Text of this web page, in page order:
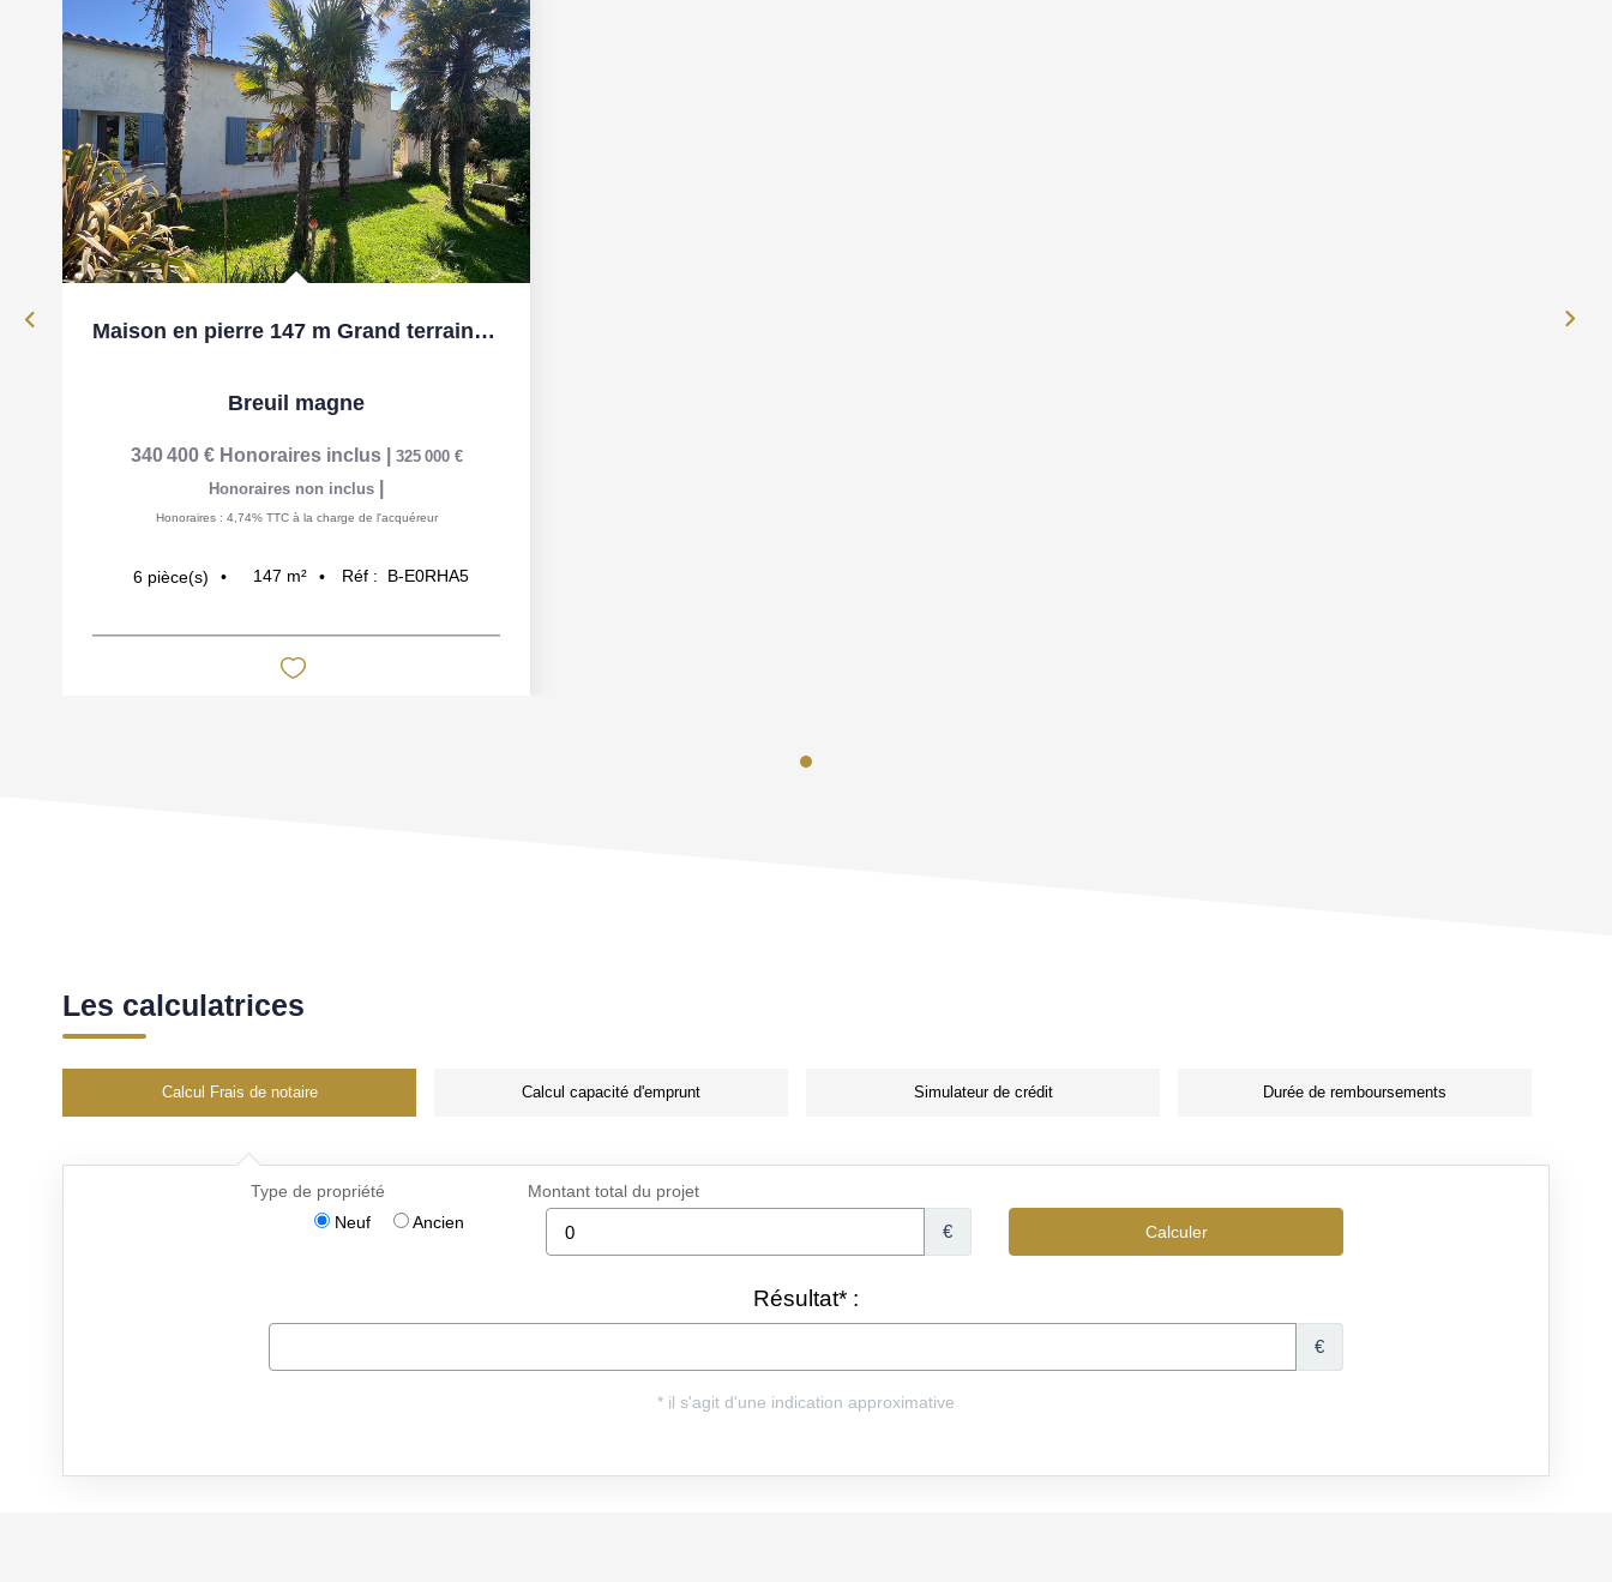
Maison en pierre 147 m Grand terrain 4 535 m à 5 min de...
Breuil magne
340 400 € Honoraires inclus
325 000 €
Honoraires non inclus
Honoraires : 4,74% TTC à la charge de l'acquéreur
6 pièce(s) 147 m² Réf : B-E0RHA5
Les calculatrices
Calcul Frais de notaire Calcul capacité d'emprunt Simulateur de crédit Durée de remboursements